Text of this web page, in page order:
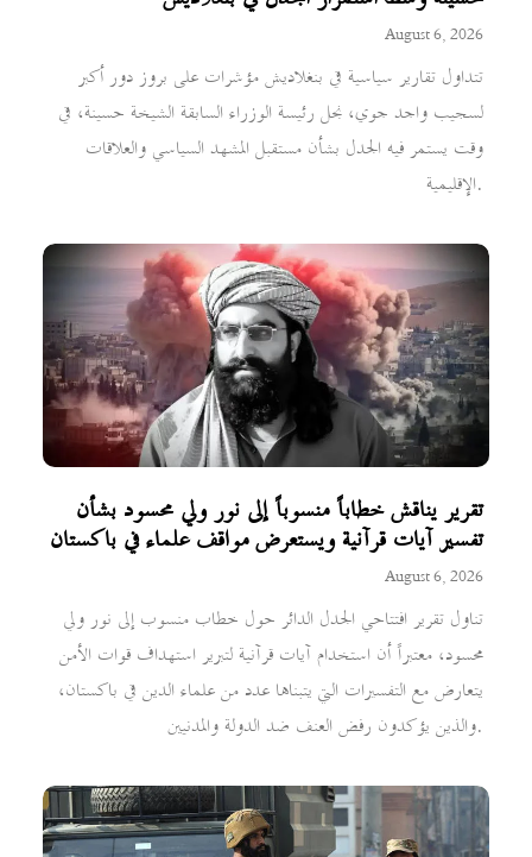
August 6, 2026
تتداول تقارير سياسية في بنغلاديش مؤشرات على بروز دور أكبر
لسجيب واجد جوي، نجل رئيسة الوزراء السابقة الشيخة حسينة، في
وقت يستمر فيه الجدل بشأن مستقبل المشهد السياسي والعلاقات
الإقليمية.
تقرير يناقش خطاباً منسوباً إلى نور ولي محسود بشأن
تفسير آيات قرآنية ويستعرض مواقف علماء في باكستان
August 6, 2026
تناول تقرير افتتاحي الجدل الدائر حول خطاب منسوب إلى نور ولي
محسود، معتبراً أن استخدام آيات قرآنية لتبرير استهداف قوات الأمن
يتعارض مع التفسيرات التي يتبناها عدد من علماء الدين في باكستان،
والذين يؤكدون رفض العنف ضد الدولة والمدنيين.